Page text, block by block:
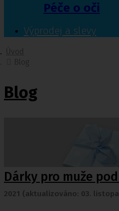
Péče o oči
Výprodej a slevy
Blog
Dárky pro muže
2021 (aktualizováno: 03.